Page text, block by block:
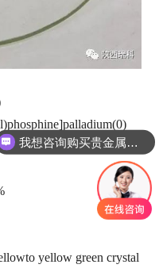
yellow green crystal